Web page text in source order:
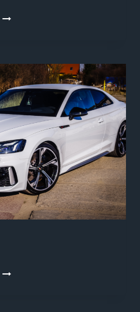
AUDI
AUDI